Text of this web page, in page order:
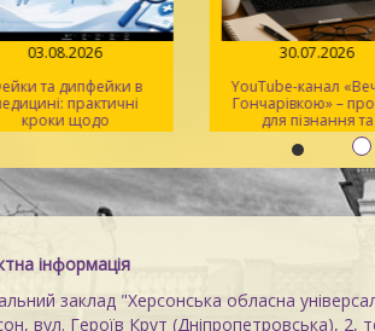
03.08.2026
та дипфейки в
практичні
кроки щодо
розпізнавання
30.07.2026
YouTube-канал
Гончарівкою» –
для пізнання та
натхнення
інформація
заклад "Херсонська обласна
вул. Героїв Крут (Дніпропетровська), 2,